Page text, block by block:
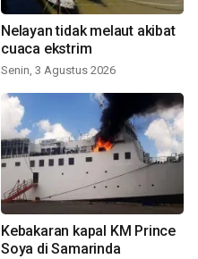
Nelayan tidak melaut akibat
cuaca ekstrim
Senin, 3 Agustus 2026
Kebakaran kapal KM Prince
Soya di Samarinda